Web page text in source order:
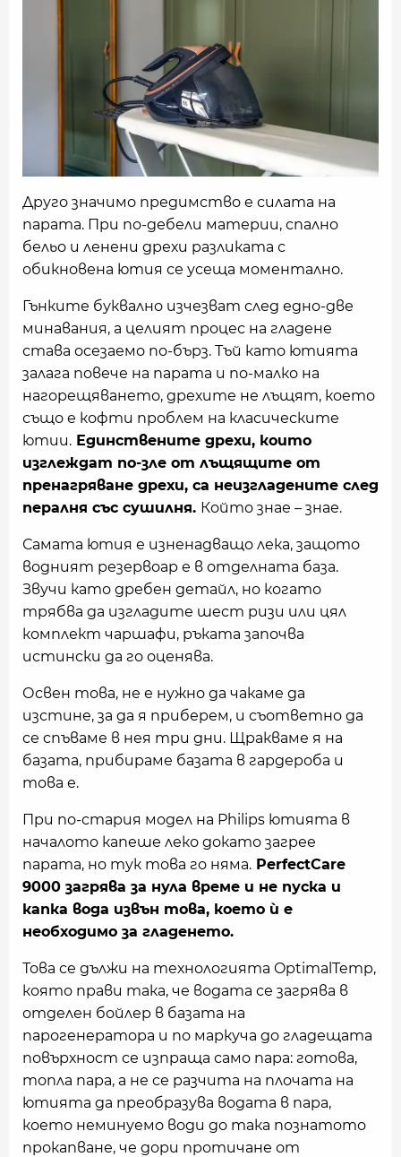
Друго значимо предимство е силата на
парата. При по-дебели материи, спално
бельо и ленени дрехи разликата с
обикновена ютия се усеща моментално.
Гънките буквално изчезват след едно-две
минавания, а целият процес на гладене
става осезаемо по-бърз. Тъй като ютията
залага повече на парата и по-малко на
нагорещяването, дрехите не лъщят, което
също е кофти проблем на класическите
ютии. Единствените дрехи, които
изглеждат по-зле от лъщящите от
пренагряване дрехи, са неизгладените след
пералня със сушилня. Който знае – знае.
Самата ютия е изненадващо лека, защото
водният резервоар е в отделната база.
Звучи като дребен детайл, но когато
трябва да изгладите шест ризи или цял
комплект чаршафи, ръката започва
истински да го оценява.
Освен това, не е нужно да чакаме да
изстине, за да я приберем, и съответно да
се спъваме в нея три дни. Щракваме я на
базата, прибираме базата в гардероба и
това е.
При по-стария модел на Philips ютията в
началото капеше леко докато загрее
парата, но тук това го няма. PerfectCare
9000 загрява за нула време и не пуска и
капка вода извън това, което ѝ е
необходимо за гладенето.
Това се дължи на технологията OptimalTemp,
която прави така, че водата се загрява в
отделен бойлер в базата на
парогенератора и по маркуча до гладещата
повърхност се изпраща само пара: готова,
топла пара, а не се разчита на плочата на
ютията да преобразува водата в пара,
което неминуемо води до така познатото
прокапване, че дори протичане от